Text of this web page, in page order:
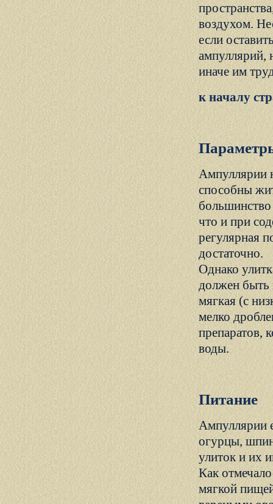
воздухом.
если
ампуллярий,
иначе им
к началу
Ампуллярии
способны
что и при
регулярная
достаточно.
Однако
должен быть
мягкая (с
мелко
препаратов,
воды.
Питание
Ампуллярии
огурцы,
улиток и их
Как
мягкой